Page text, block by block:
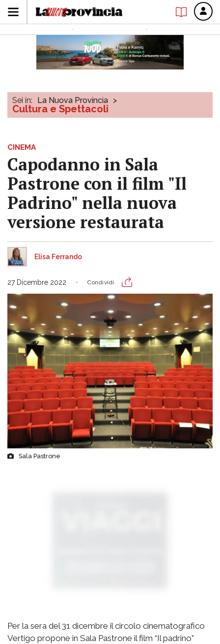
Sei in: La Nuova Provincia >
Cultura e Spettacoli
CINEMA
Capodanno in Sala
Pastrone con il film "Il
Padrino" nella nuova
versione restaurata
Elisa Ferrando
27 Dicembre 2022 Condividi
Sala Pastrone
Per la sera del 31 dicembre il circolo cinematografico
Vertigo propone in Sala Pastrone il film “Il padrino”